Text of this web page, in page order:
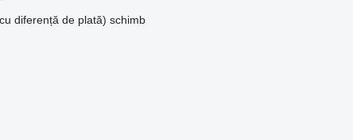
diferență de plată) schimb